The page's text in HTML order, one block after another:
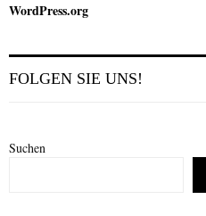
WordPress.org
FOLGEN SIE UNS!
Suchen